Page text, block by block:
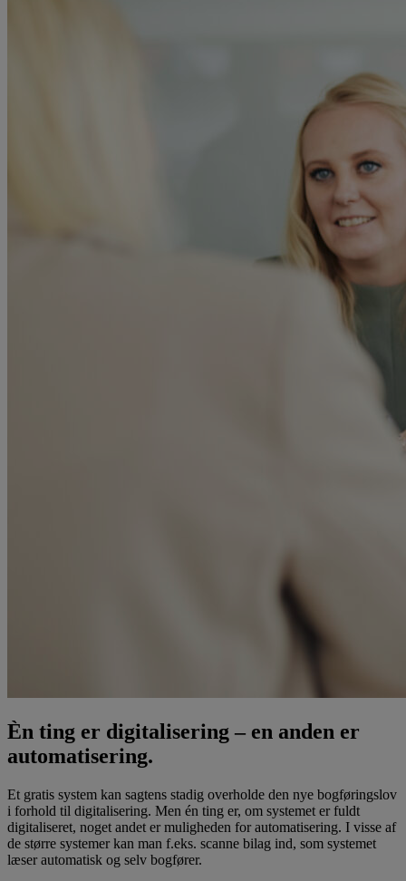
Èn ting er digitalisering – en anden er
automatisering.
Et gratis system kan sagtens stadig overholde den nye bogføringslov
i forhold til digitalisering. Men én ting er, om systemet er fuldt
digitaliseret, noget andet er muligheden for automatisering. I visse af
de større systemer kan man f.eks. scanne bilag ind, som systemet
læser automatisk og selv bogfører.